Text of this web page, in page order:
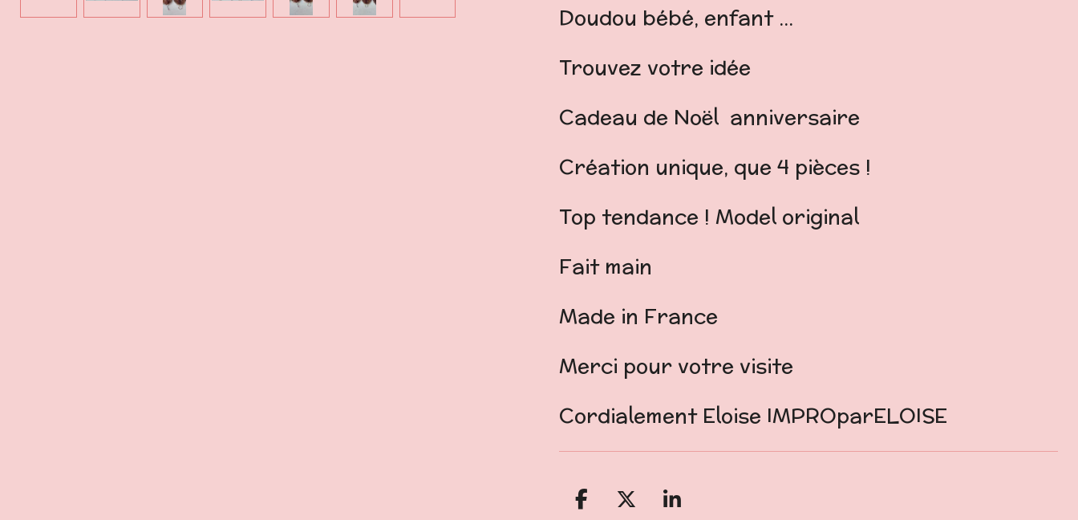
Doudou bébé, enfant ...
Trouvez votre idée
Cadeau de Noël anniversaire
Création unique, que 4 pièces !
Top tendance ! Model original
Fait main
Made in France
Merci pour votre visite
Cordialement Eloise IMPROparELOISE
P
P
P